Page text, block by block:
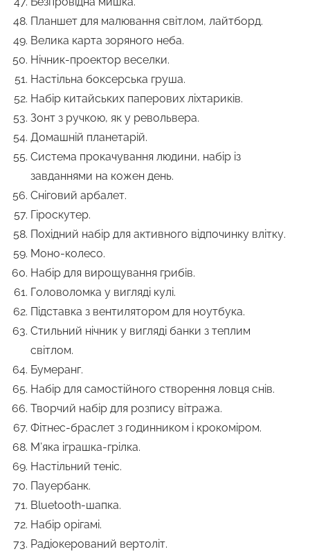
Планшет для малювання світлом, лайтборд.
Велика карта зоряного неба.
Нічник-проектор веселки.
Настільна боксерська груша.
Набір китайських паперових ліхтариків.
Зонт з ручкою, як у револьвера.
Домашній планетарій.
Система прокачування людини, набір із
завданнями на кожен день.
Сніговий арбалет.
Гіроскутер.
Похідний набір для активного відпочинку влітку.
Моно-колесо.
Набір для вирощування грибів.
Головоломка у вигляді кулі.
Підставка з вентилятором для ноутбука.
Стильний нічник у вигляді банки з теплим
світлом.
Бумеранг.
Набір для самостійного створення ловця снів.
Творчий набір для розпису вітража.
Фітнес-браслет з годинником і крокоміром.
М’яка іграшка-грілка.
Настільний теніс.
Пауербанк.
Bluetooth-шапка.
Набір орігамі.
Радіокерований вертоліт.